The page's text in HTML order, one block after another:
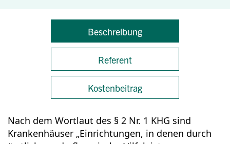
Beschreibung
Referent
Kostenbeitrag
Nach dem Wortlaut des § 2 Nr. 1 KHG sind
Krankenhäuser „Einrichtungen, in denen durch